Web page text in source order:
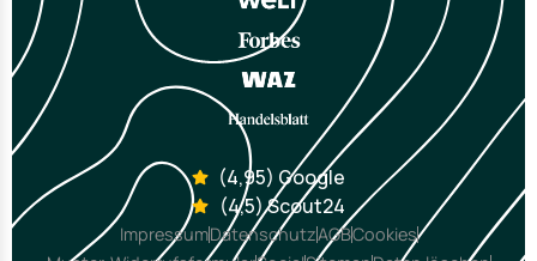
(4,95) Google
(4,5) Scout24
ImpressumDatenschutzAGBCookies